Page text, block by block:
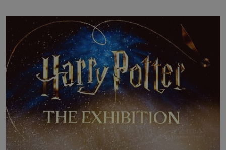
amaretta kakao na posypání Postup: Oddělte
žloutky od bílků. Žloutky vyšlehejte s cukrem do
světlé pěny a postupně do nich vmíchejte
mascarpone, aby vznikl hladký